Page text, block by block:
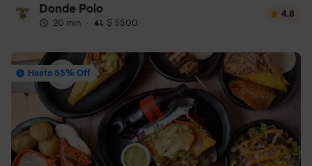
Donde Polo
20 min · $ 5500
4.8
Hasta 55% Off